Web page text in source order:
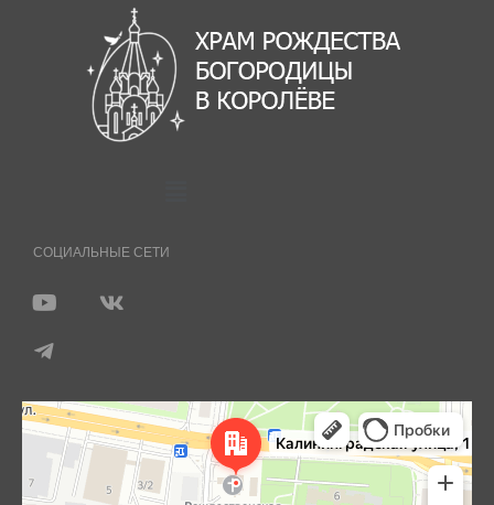
СОЦИАЛЬНЫЕ СЕТИ
Королёв
Яндекс Карты — транспорт, навигация, поиск мест